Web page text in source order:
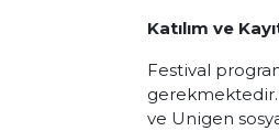
Katılım ve
Festival
gerekmektedir.
ve Unigen